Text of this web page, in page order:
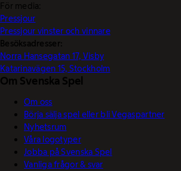
För media:
Pressjour
Pressjour vinster och vinnare
Besöksadresser:
Norra Hansegatan 17, Visby
Katarinavägen 15, Stockholm
Om Svenska Spel
Om oss
Börja sälja spel eller bli Vegaspartner
Nyhetsrum
Våra logotyper
Jobba på Svenska Spel
Vanliga frågor & svar